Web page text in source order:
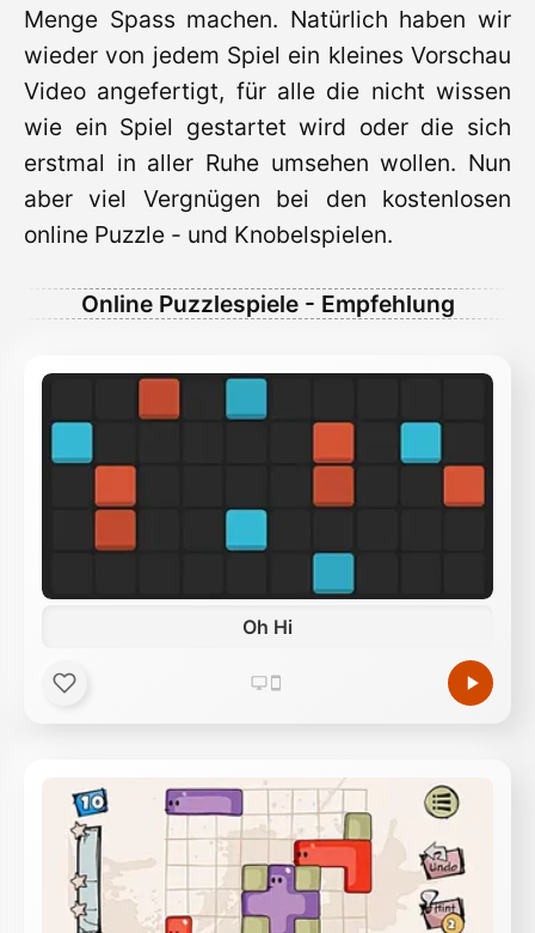
Menge Spass machen. Natürlich haben wir
wieder von jedem Spiel ein kleines Vorschau
Video angefertigt, für alle die nicht wissen
wie ein Spiel gestartet wird oder die sich
erstmal in aller Ruhe umsehen wollen. Nun
aber viel Vergnügen bei den kostenlosen
online Puzzle - und Knobelspielen.
Online Puzzlespiele - Empfehlung
Oh Hi